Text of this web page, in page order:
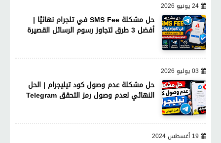
24 يونيو 2026
حل مشكلة SMS Fee في تلجرام نهائيًا |
أفضل 3 طرق لتجاوز رسوم الرسائل القصيرة
03 يوليو 2026
حل مشكلة عدم وصول كود تيليجرام | الحل
النهائي لعدم وصول رمز التحقق Telegram
19 أغسطس 2024